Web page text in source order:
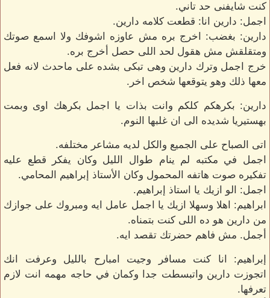
كنت شايفنى حد تاني.
اجمل: دارين انا: قطعت كلامه دارين.
دارين: بغضب: اخرج بره مش عاوزه اشوفك ولا اسمع صوتك
ومتقلقش مش هقول لحد اللى حصل أخرج بره.
خرج اجمل وترك دارين وهى تبكى بشده على ماحدث لانه فعل
معها ذلك وهو يتوقعها شخص اخر.
دارين: بكرهكم كلكم وانت بذات يا اجمل بكرهك اوى وبمت
بهستيريا شديده الى ان غلبها النوم.
اتى الصباح على الجميع والكل لديه مشاعر مختلفه.
اجمل في مكتبه لم ينام طوال الليل وكان يفكر قطع عليه
تفكيره صوت هاتفه المحمول وكان الأستاذ إبراهيم المحامي.
اجمل: الو ازيك يا استاذ إبراهيم.
ابراهيم: اهلا وسهلا ازيك يا اجمل عامل ايه ومبروك على جوازك
من دارين هو ده اللى كنت بتمناه.
أجمل. مش فاهم حضرتك تقصد ايه.
إبراهيم: انا كنت مسافر وجيت امبارح بالليل وعرفت انك
اتجوزت دارين واتبسطت جدا وكمان في حاجه مهمه انت لازم
تعرفها.